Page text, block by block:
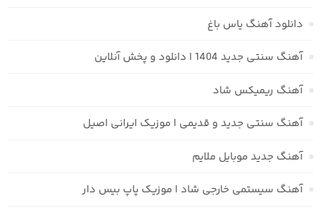
دانلود آهنگ یاس باغ
آهنگ سنتی جدید 1404 | دانلود و پخش آنلاین
آهنگ ریمیکس شاد
آهنگ سنتی جدید و قدیمی | موزیک ایرانی اصیل
آهنگ جدید موبایل ملایم
آهنگ سیستمی خارجی شاد | موزیک پاپ بیس دار